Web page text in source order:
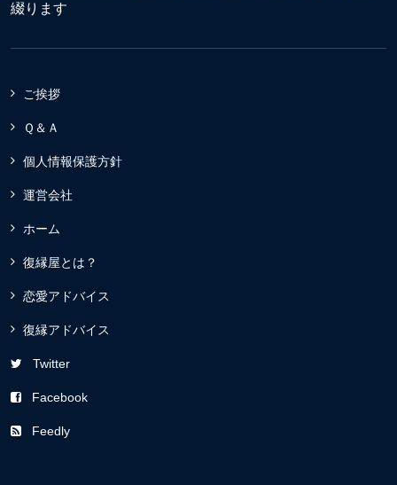
綴ります
ご挨拶
Ｑ＆Ａ
個人情報保護方針
運営会社
ホーム
復縁屋とは？
恋愛アドバイス
復縁アドバイス
Twitter
Facebook
Feedly